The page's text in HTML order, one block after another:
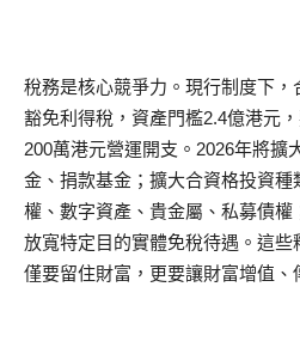
稅務是核心競爭力。現行制度下
豁免利得稅，資產門檻2.4億港元
200萬港元營運開支。2026年將擴
金、捐款基金；擴大合資格投資
權、數字資產、貴金屬、私募債權
放寬特定目的實體免稅待遇。這
僅要留住財富，更要讓財富增值、